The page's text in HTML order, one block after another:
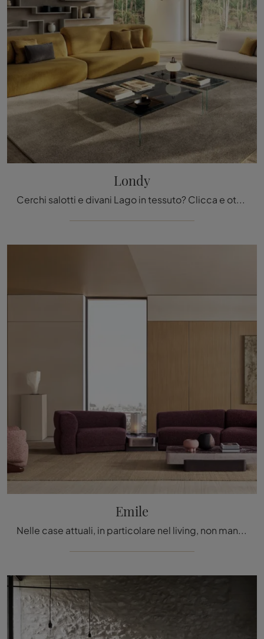
Londy
Cerchi salotti e divani Lago in tessuto? Clicca e ottieni informazioni sul modello Londy per spazi design.
Emile
Nelle case attuali, in particolare nel living, non mancano mai salotti e divani, comodi pezzi d’arredo fondamentali per assicurare il comfort tuo e ...